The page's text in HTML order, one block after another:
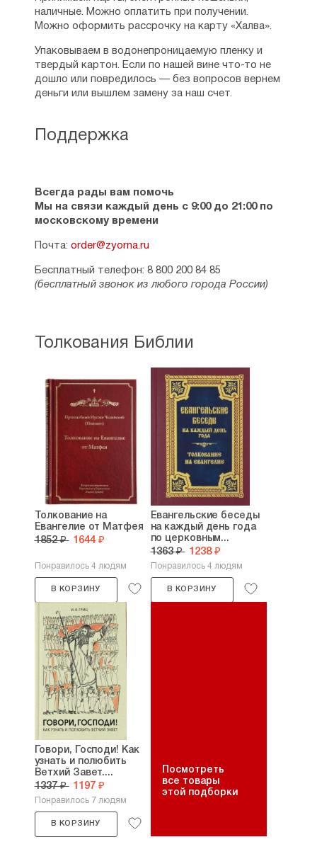
Поддержка
Всегда рады вам помочь
Мы на связи каждый день с 9:00 до 21:00 по
московскому времени
Почта: order@zyorna.ru
Бесплатный телефон: 8 800 200 84 85
(бесплатный звонок из любого города России)
наличные. Можно оплатить при получении.
Можно оформить рассрочку на карту «Халва».
Упаковываем в водонепроницаемую пленку и
твердый картон. Если по нашей вине что-то не
дошло или повредилось — без вопросов вернем
деньги или вышлем замену за наш счет.
Толкования Библии
Толкование на
Евангелие от Матфея
1852 ₽ 1644 ₽
Понравилось 4 людям
В КОРЗИНУ
Евангельские беседы
на каждый день года
по церковным...
1363 ₽ 1238 ₽
Понравилось 4 людям
В КОРЗИНУ
Говори, Господи! Как
узнать и полюбить
Ветхий Завет....
1337 ₽ 1197 ₽
Понравилось 7 людям
В КОРЗИНУ
Посмотреть
все товары
этой подборки